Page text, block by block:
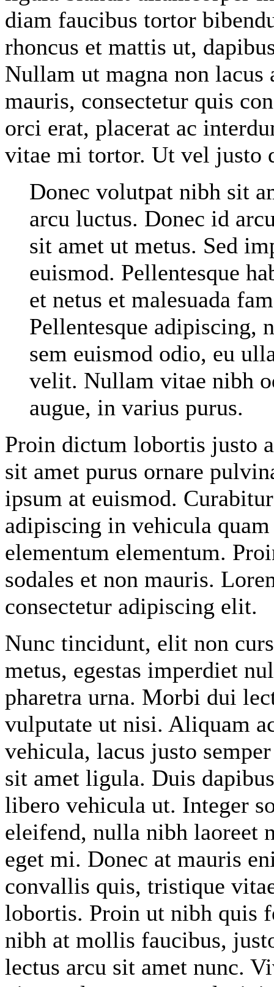
diam faucibus tortor
rhoncus et mattis ut,
Nullam ut magna non
mauris, consectetur quis
orci erat, placerat ac
vitae mi tortor. Ut vel justo
Donec volutpat nibh sit
arcu luctus. Donec id
sit amet ut metus. Sed
euismod. Pellentesque
et netus et malesuada
Pellentesque adipiscing,
sem euismod odio, eu
velit. Nullam vitae nibh
augue, in varius purus.
Proin dictum lobortis justo
sit amet purus ornare
ipsum at euismod.
adipiscing in vehicula
elementum elementum.
sodales et non mauris.
consectetur adipiscing elit.
Nunc tincidunt, elit non
metus, egestas imperdiet
pharetra urna. Morbi dui
vulputate ut nisi. Aliquam
vehicula, lacus justo
sit amet ligula. Duis
libero vehicula ut. Integer
eleifend, nulla nibh laoreet
eget mi. Donec at mauris
convallis quis, tristique
lobortis. Proin ut nibh quis
nibh at mollis faucibus,
lectus arcu sit amet nunc.